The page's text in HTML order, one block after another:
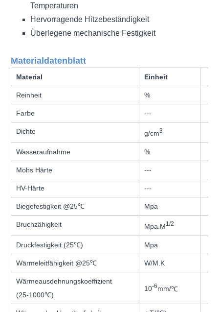
Temperaturen
Hervorragende Hitzebeständigkeit
Überlegene mechanische Festigkeit
Materialdatenblatt
Material Einheit
Reinheit %
Farbe ---
Dichte g/cm3
Wasseraufnahme %
Mohs Härte ---
HV-Härte ---
Biegefestigkeit @25℃ Mpa
Bruchzähigkeit Mpa.M1/2
Druckfestigkeit (25℃) Mpa
Wärmeleitfähigkeit @25℃ W/M.K
Wärmeausdehnungskoeffizient
(25-1000℃)
10-6mm/℃